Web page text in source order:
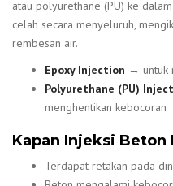
atau polyurethane (PU) ke
celah secara menyeluruh,
rembesan air.
Epoxy Injection → untuk
Polyurethane (PU)
menghentikan kebocoran
Kapan Injeksi Beton
Terdapat retakan pada